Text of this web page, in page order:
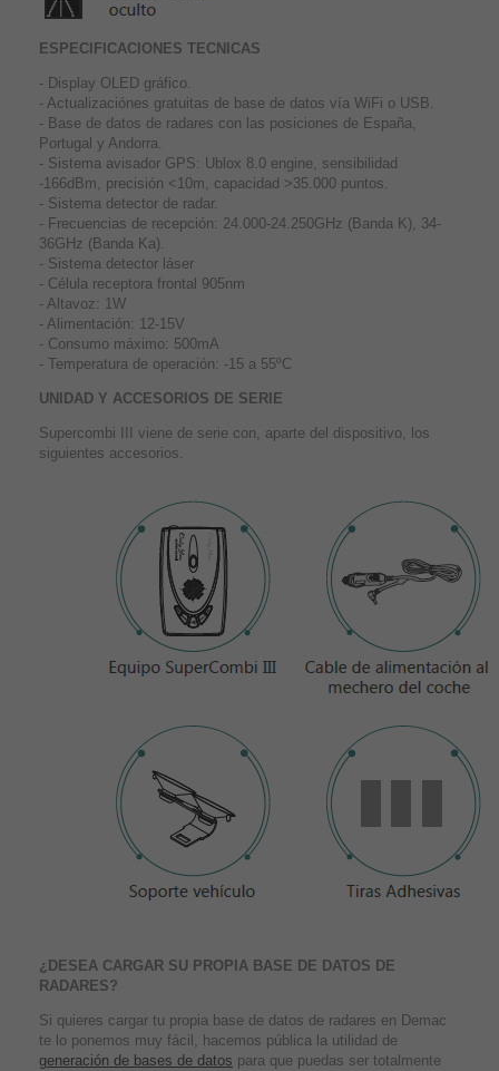
ESPECIFICACIONES TECNICAS
- Display OLED gráfico.
- Actualizaciónes gratuitas de base de datos vía WiFi o USB.
- Base de datos de radares con las posiciones de España,
Portugal y Andorra.
- Sistema avisador GPS: Ublox 8.0 engine, sensibilidad
-166dBm, precisión <10m, capacidad >35.000 puntos.
- Sistema detector de radar.
- Frecuencias de recepción: 24.000-24.250GHz (Banda K), 34-
36GHz (Banda Ka).
- Sistema detector láser
- Célula receptora frontal 905nm
- Altavoz: 1W
- Alimentación: 12-15V
- Consumo máximo: 500mA
- Temperatura de operación: -15 a 55ºC
UNIDAD Y ACCESORIOS DE SERIE
Supercombi III viene de serie con, aparte del dispositivo, los
siguientes accesorios.
¿DESEA CARGAR SU PROPIA BASE DE DATOS DE
RADARES?
Si quieres cargar tu propia base de datos de radares en Demac
te lo ponemos muy fácil, hacemos pública la utilidad de
generación de bases de datos para que puedas ser totalmente